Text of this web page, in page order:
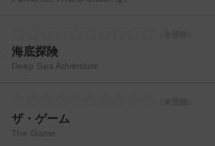
海底探険
Deep Sea Adventure
ザ・ゲーム
The Game